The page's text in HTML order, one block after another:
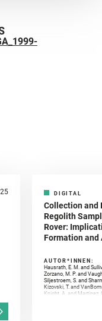
DIGITAL
Collection and
Regolith
Rover:
Formation
AUTOR*INNEN:
Hausrath, E. M. and
Zorzano, M. P. and
Siljestroem, S. and
Kizovski, T. and
Knight, A. and Martinez,